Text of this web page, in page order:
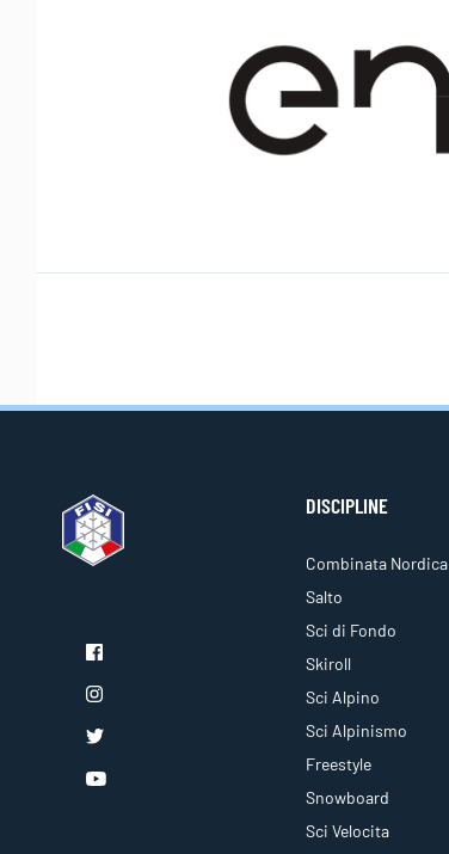
DISCIPLINE
Combinata Nordica
Salto
Sci di Fondo
Skiroll
Sci Alpino
Sci Alpinismo
Freestyle
Snowboard
Sci Velocita